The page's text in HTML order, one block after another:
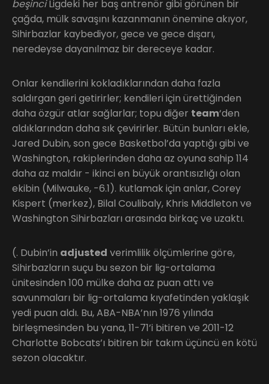
beşinciLigdeki her baş antrenör gibi görünen bir
çağda, mülk savaşını kazanmanın önemine akıyor,
Sihirbazlar kaybediyor, gece ve gece dışarı,
neredeyse dayanılmaz bir dereceye kadar.
Onlar kendilerini kokladıklarından daha fazla
saldırgan geri getirirler; kendileri için ürettiğinden
daha özgür atlar sağlarlar; topu diğer team‘den
aldıklarından daha sık çevirirler. Bütün bunları ekle,
Jared Dubin, son gece Basketbol’da yaptığı gibi ve
Washington, rakiplerinden daha az oyuna sahip 114
daha az maldır - ikinci en büyük orantısızlığı olan
ekibin (Milwauke, -6.1). kutlamak için anlar, Corey
Kispert (merkez), Bilal Coulibaly, Khris Middleton ve
Washington Sihirbazları arasında birkaç ve uzaktı.
(. Dubin’in adjusted verimlilik ölçümlerine göre,
Sihirbazların suçu bu sezon bir lig-ortalama
ünitesinden 100 mülke daha az puan attı ve
savunmaları bir lig-ortalama kıyafetinden yaklaşık
yedi puan aldı. Bu, ABA-NBA’nın 1976 yılında
birleşmesinden bu yana, 11-71’i bitiren ve 2011-12
Charlotte Bobcats’ı bitiren bir takım üçüncü en kötü
sezon olacaktır.